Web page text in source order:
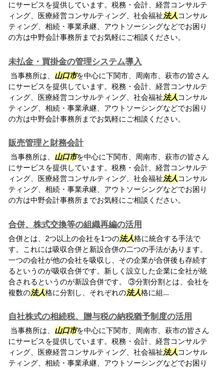
にサービスを提供しています。税務・会計、経営コンサルテ
ィング、医療経営コンサルティング、社会福祉法人コンサル
ティング、相続・事業承継、アウトソーシングなどでお困り
の方は中野会計事務所までお気軽にご相談ください。
未払金・買掛金の管理システム導入
当事務所は、 山口市を中心に下関市、周南市、萩市の皆さん
にサービスを提供しています。税務・会計、経営コンサルテ
ィング、医療経営コンサルティング、社会福祉法人 コンサル
ティング、相続・事業承継、アウトソーシングなどでお困り
の方は中野会計事務所までお気軽にご相談ください。
販売管理と財務会計
当事務所は、 山口市を中心に下関市、周南市、萩市の皆さん
にサービスを提供しています。税務・会計、経営コンサルテ
ィング、医療経営コンサルティング、社会福祉法人コンサル
ティング、相続・事業承継、アウトソーシングなどでお困り
の方は中野会計事務所までお気軽にご相談ください。
合併、株式交換等の組織再編の活用
合併とは、2つ以上の会社を1つの法人格に統合する手法で
す。これには吸収合併と新設合併の二つの手法があります。
一つの会社が他の会社を吸収し、その企業が合併後も存続す
るというのが吸収合併です。新しく設立した企業に全社が統
合されるというのが新設合併です。 ③分割分割とは、会社を
複数の法人格に分割し、それぞれの法人格に組...
自社株式の相続税、贈与税の納税猶予制度の活用
当事務所は、 山口市を中心に下関市、周南市、萩市の皆さん
にサービスを提供しています。税務・会計、経営コンサルテ
ィング、医療経営コンサルティング、社会福祉法人コンサル
ティング、相続・事業承継、アウトソーシングなどでお困り